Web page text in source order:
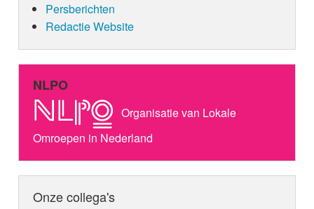
Persberichten
Redactie Website
NLPO
Organisatie van Lokale
Omroepen in Nederland
Onze collega's